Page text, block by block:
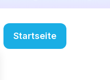
Startseite